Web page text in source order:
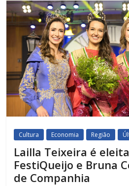
Cultura Economia Região
Lailla Teixeira é
FestiQueijo e Bruna
de Companhia